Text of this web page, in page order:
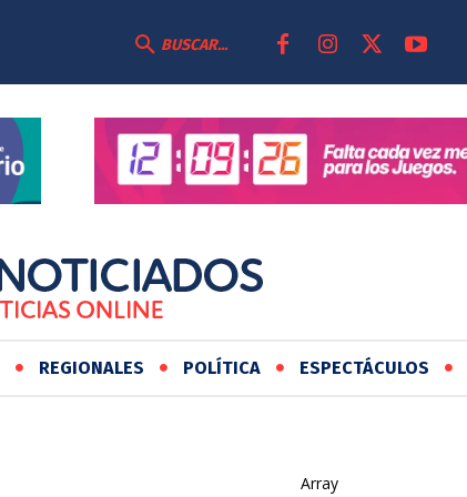
BUSCAR...
REGIONALES POLÍTICA ESPECTÁCULOS
Array